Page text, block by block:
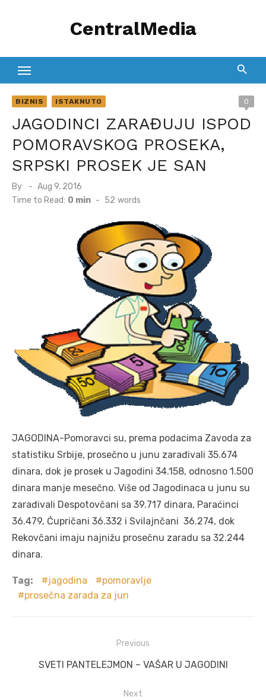
CentralMedia
BIZNIS ISTAKNUTO 0
JAGODINCI ZARAĐUJU ISPOD
POMORAVSKOG PROSEKA,
SRPSKI PROSEK JE SAN
By
Posted
on
Aug 9, 2016
Time to Read: 0 min - 52 words
JAGODINA-Pomoravci su, prema podacima Zavoda za
statistiku Srbije, prosečno u junu zarađivali 35.674
dinara, dok je prosek u Jagodini 34.158, odnosno 1.500
dinara manje mesečno. Više od Jagodinaca u junu su
zarađivali Despotovčani sa 39.717 dinara, Paraćinci
36.479, Ćupričani 36.332 i Svilajnčani 36.274, dok
Rekovčani imaju najnižu prosečnu zaradu sa 32.244
dinara.
Tag: jagodina
pomoravlje
prosečna zarada za jun
navigation
Previous
Previous
SVETI PANTELEJMON – VAŠAR U JAGODINI
Next